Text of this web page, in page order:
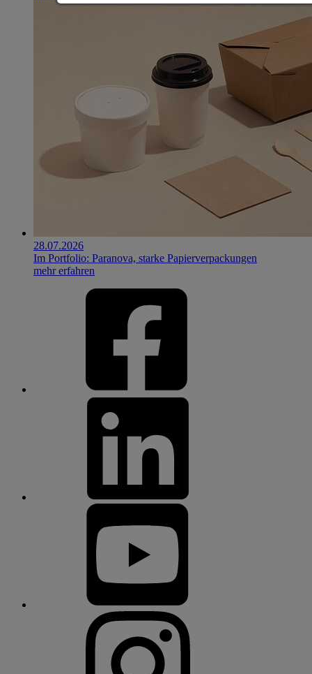
28.07.2026
Im Portfolio: Paranova, starke Papierverpackungen
mehr erfahren